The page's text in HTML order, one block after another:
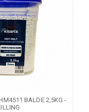
BALDE 2,5KG -